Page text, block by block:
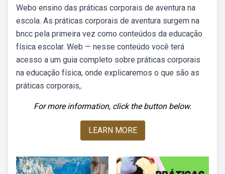
Webo ensino das práticas corporais de aventura na
escola. As práticas corporais de aventura surgem na
bncc pela primeira vez como conteúdos da educação
física escolar. Web — nesse conteúdo você terá
acesso a um guia completo sobre práticas corporais
na educação física, onde explicaremos o que são as
práticas corporais,.
For more information, click the button below.
LEARN MORE